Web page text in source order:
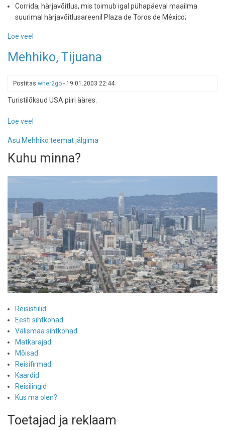
Corrida, härjavõitlus, mis toimub igal pühapäeval maailma
suurimal härjavõitlusareenil Plaza de Toros de México;
Loe veel
Mehhikos
Mehhiko, Tijuana
Postitas wher2go - 19.01.2003 22:44
Turistilõksud USA piiri ääres.
Loe veel
Tijuana
Asu Mehhiko teemat jälgima
Kuhu minna?
Reisistiilid
Eesti sihtkohad
Välismaa sihtkohad
Matkarajad
Mõisad
Reisifirmad
Kaardid
Reisilingid
Kus ma olen?
Toetajad ja reklaam